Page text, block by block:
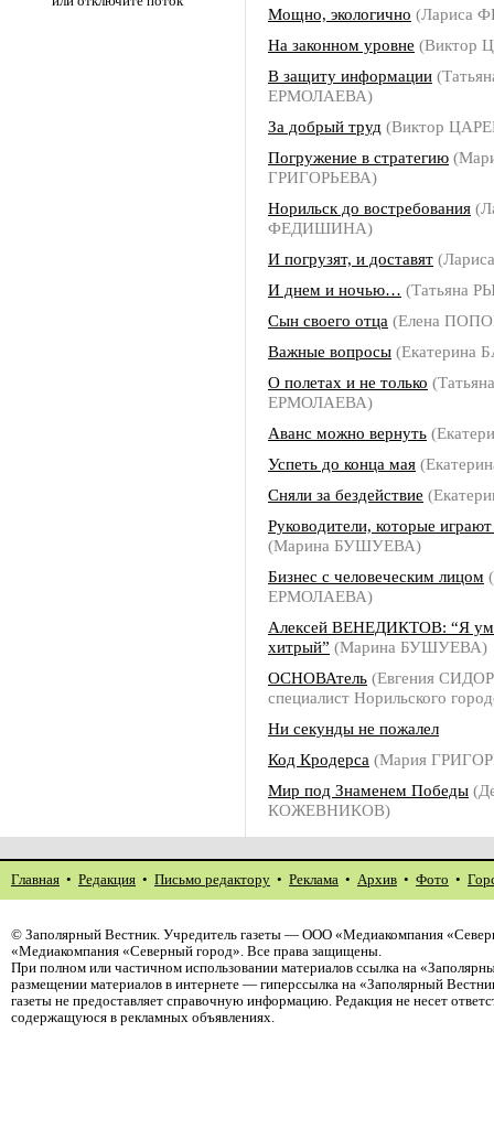
Мощно, экологично (Лариса
На законном уровне (Виктор
В защиту информации
ЕРМОЛАЕВА)
За добрый труд (Виктор
Погружение в стратегию
ГРИГОРЬЕВА)
Норильск до востребования
ФЕДИШИНА)
И погрузят, и доставят
И днем и ночью… (Татьяна
Сын своего отца (Елена
Важные вопросы (Екатерина
О полетах и не только (Татьяна
ЕРМОЛАЕВА)
Аванс можно вернуть
Успеть до конца мая
Сняли за бездействие
Руководители, которые
(Марина БУШУЕВА)
Бизнес с человеческим лицом
ЕРМОЛАЕВА)
Алексей ВЕНЕДИКТОВ: “Я
хитрый” (Марина БУШУЕВА)
ОСНОВАтель (Евгения
специалист Норильского
Ни секунды не пожалел
Код Кродерса (Мария
Мир под Знаменем Победы
КОЖЕВНИКОВ)
Главная • Редакция • Письмо редактору • Реклама • Архив • Фото •
© Заполярный Вестник. Учредитель газеты — ООО «Медиакомпания
«Медиакомпания «Северный город». Все права защищены.
При полном или частичном использовании материалов ссылка на
размещении материалов в интернете — гиперссылка на «Заполярный
газеты не предоставляет справочную информацию. Редакция не несет
содержащуюся в рекламных объявлениях.